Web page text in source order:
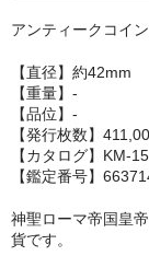
アンティークコイン
【直径】約42mm
【重量】-
【品位】-
【発行枚数】
【カタログ】KM-
【鑑定番号】
神聖ローマ帝国皇
貨です。